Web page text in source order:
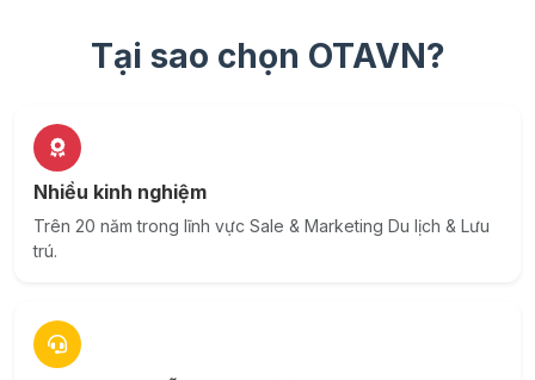
Tại sao chọn OTAVN?
Nhiều kinh nghiệm
Trên 20 năm trong lĩnh vực Sale & Marketing Du lịch & Lưu
trú.